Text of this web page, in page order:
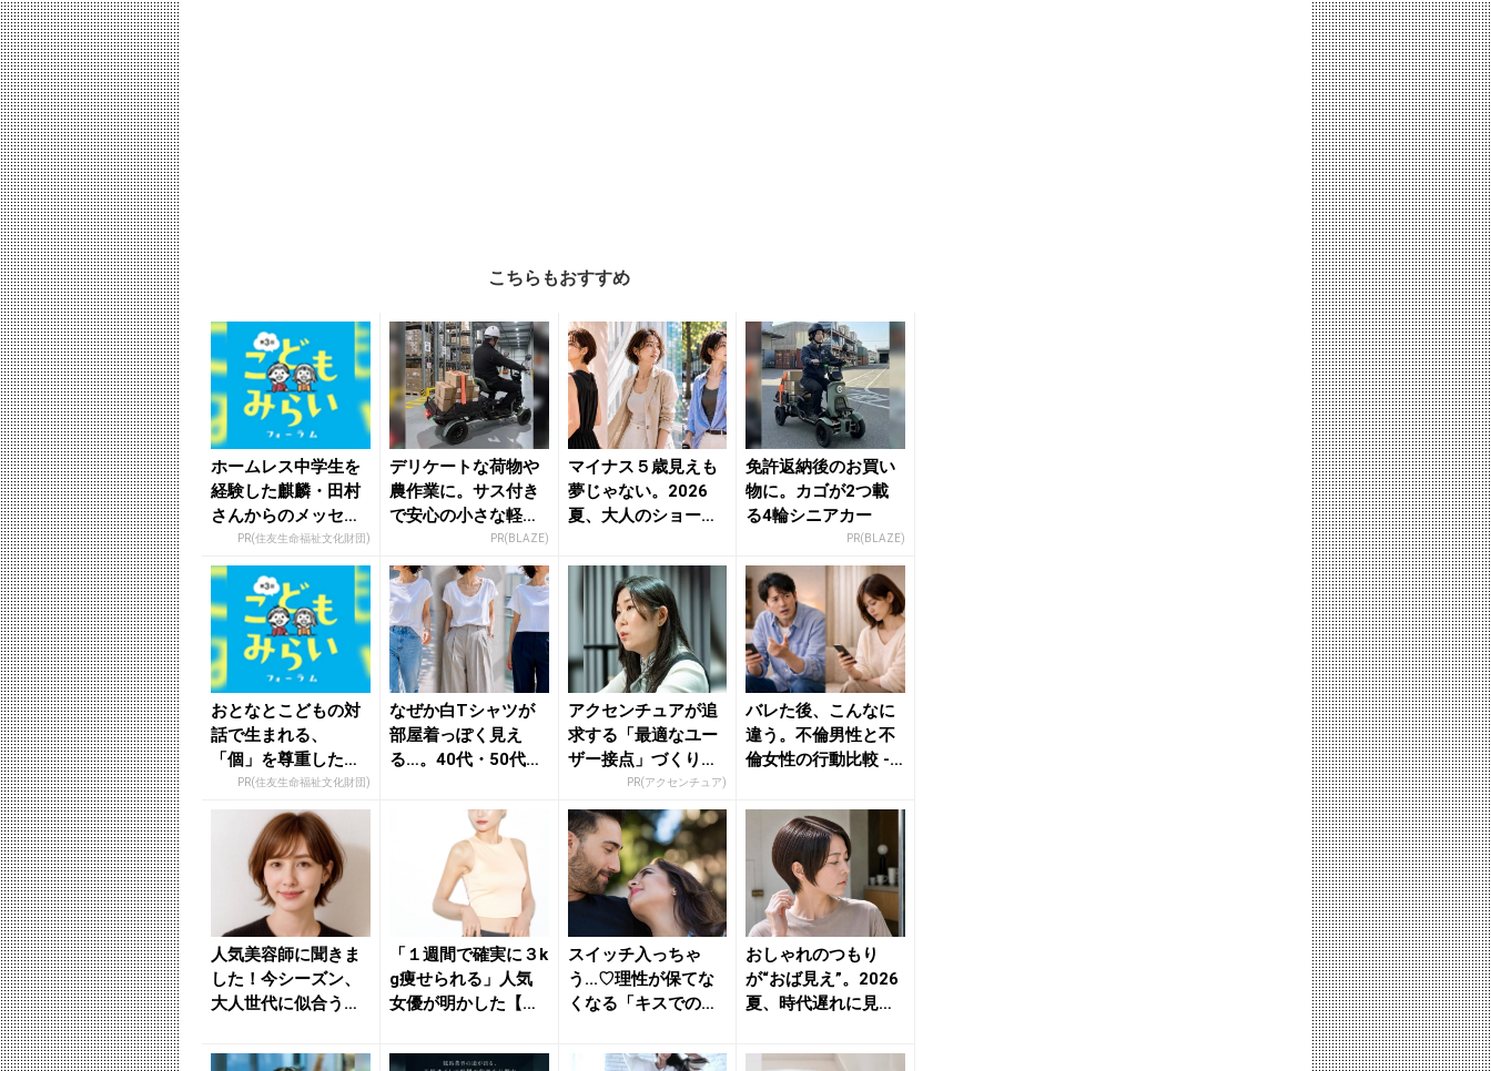
こちらもおすすめ
ホームレス中学生を
経験した麒麟・田村
さんからのメッセー
PR(住友生命福祉文化財団)
デリケートな荷物や
農作業に。サス付き
で安心の小さな軽ト
PR(BLAZE)
マイナス５歳見えも
夢じゃない。2026
夏、大人のショート
れ...
免許返納後のお買い
物に。カゴが2つ載
る4輪シニアカー
PR(BLAZE)
おとなとこどもの対
話で生まれる、
「個」を尊重した社
会づくり
PR(住友生命福祉文化財団)
なぜか白Tシャツが
部屋着っぽく見え
る…。40代・50代が
アクセンチュアが追
求する「最適なユー
ザー接点」づくりの
PR(アクセンチュア)
バレた後、こんなに
違う。不倫男性と不
倫女性の行動比較 -
be...
人気美容師に聞きま
した！今シーズン、
大人世代に似合う
ヘア】３選...
「１週間で確実に３k
g痩せられる」人気
女優が明かした【簡
ツ -...
スイッチ入っちゃ
う...♡理性が保てな
くなる「キスでの喘
い...
おしゃれのつもり
が“おば見え”。2026
夏、時代遅れに見ら
ヘア...